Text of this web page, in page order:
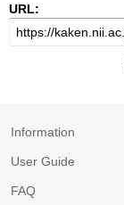
URL:
Information
User Guide
FAQ